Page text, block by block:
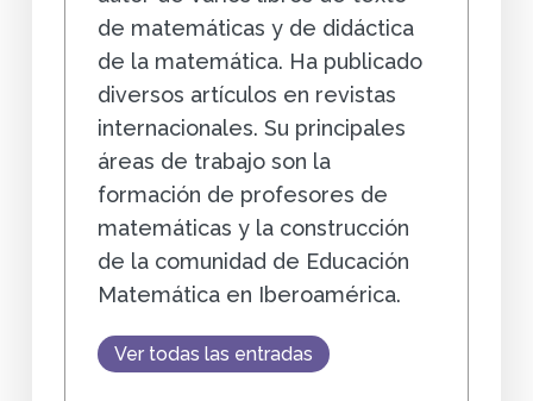
de matemáticas y de didáctica
de la matemática. Ha publicado
diversos artículos en revistas
internacionales. Su principales
áreas de trabajo son la
formación de profesores de
matemáticas y la construcción
de la comunidad de Educación
Matemática en Iberoamérica.
Ver todas las entradas